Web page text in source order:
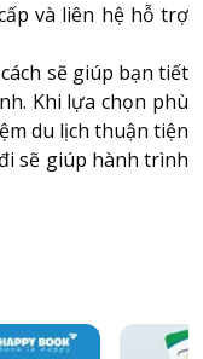
và liên hệ hỗ trợ
sẽ giúp bạn tiết
Khi lựa chọn phù
du lịch thuận tiện
sẽ giúp hành trình